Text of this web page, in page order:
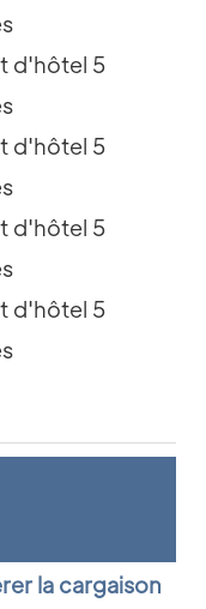
la cargaison